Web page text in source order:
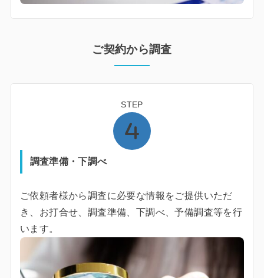
ご契約から調査
STEP
調査準備・下調べ
ご依頼者様から調査に必要な情報をご提供いただ
き、お打合せ、調査準備、下調べ、予備調査等を行
います。